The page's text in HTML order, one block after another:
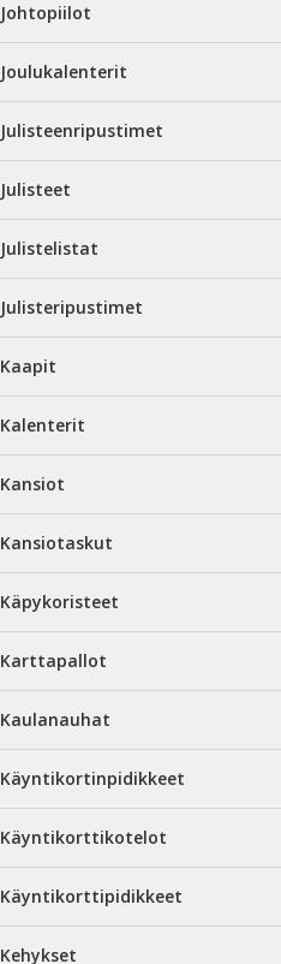
Johtopiilot
Joulukalenterit
Julisteenripustimet
Julisteet
Julistelistat
Julisteripustimet
Kaapit
Kalenterit
Kansiot
Kansiotaskut
Käpykoristeet
Karttapallot
Kaulanauhat
Käyntikortinpidikkeet
Käyntikorttikotelot
Käyntikorttipidikkeet
Kehykset